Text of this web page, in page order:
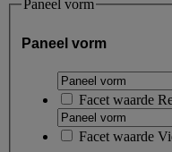
Paneel vorm
Paneel vorm
Facet waarde
Facet waarde